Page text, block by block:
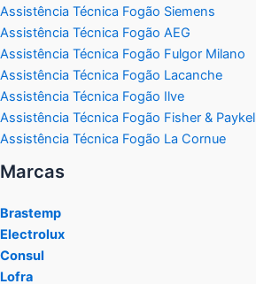
Assistência Técnica Fogão Siemens
Assistência Técnica Fogão AEG
Assistência Técnica Fogão Fulgor Milano
Assistência Técnica Fogão Lacanche
Assistência Técnica Fogão Ilve
Assistência Técnica Fogão Fisher & Paykel
Assistência Técnica Fogão La Cornue
Marcas
Brastemp
Electrolux
Consul
Lofra